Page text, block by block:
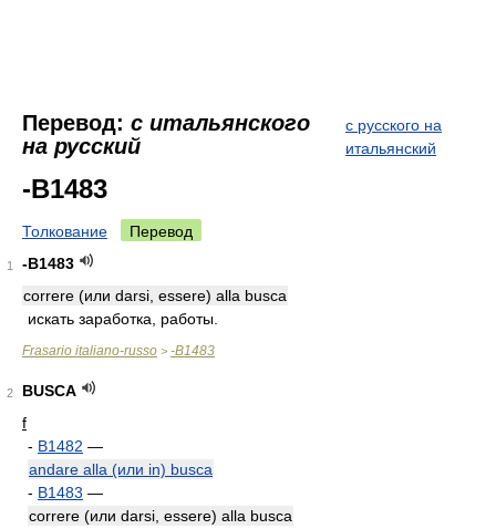
Перевод: с итальянского
на русский
с русского на
итальянский
-B1483
Толкование Перевод
1
-B1483
correre (или darsi, essere) alla busca
искать заработка, работы.
Frasario italiano-russo > -B1483
2
BUSCA
f
- B1482 —
andare alla (или in) busca
- B1483 —
correre (или darsi, essere) alla busca